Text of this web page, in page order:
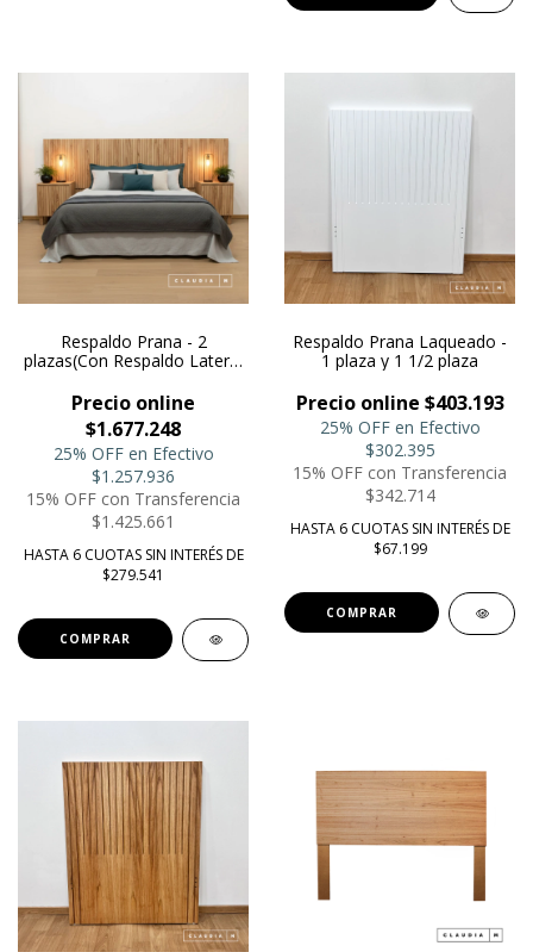
Respaldo Prana - 2
plazas(Con Respaldo Lateral
Precio online
$1.677.248
25% OFF en Efectivo
$1.257.936
15% OFF con Transferencia
$1.425.661
HASTA 6 CUOTAS SIN INTERÉS DE
$279.541
COMPRAR
Respaldo Prana Laqueado -
1 plaza y 1 1/2 plaza
Precio online $403.193
25% OFF en Efectivo
$302.395
15% OFF con Transferencia
$342.714
HASTA 6 CUOTAS SIN INTERÉS DE
$67.199
COMPRAR